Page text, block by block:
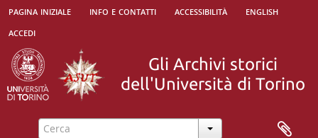
pagina iniziale info e contatti accessibilità
english
accedi